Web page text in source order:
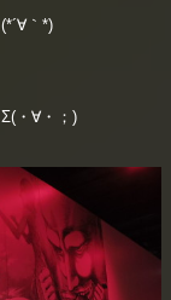
｀*)
・∀・；)